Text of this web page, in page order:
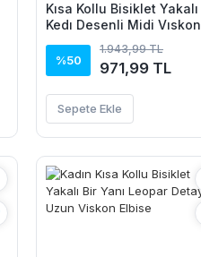
Kısa Kollu Bisiklet Yakalı
Kedı Desenli Midi Vıskon
%50
1.943,99 TL
971,99 TL
Sepete Ekle